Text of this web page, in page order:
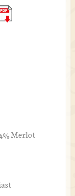
Merlot